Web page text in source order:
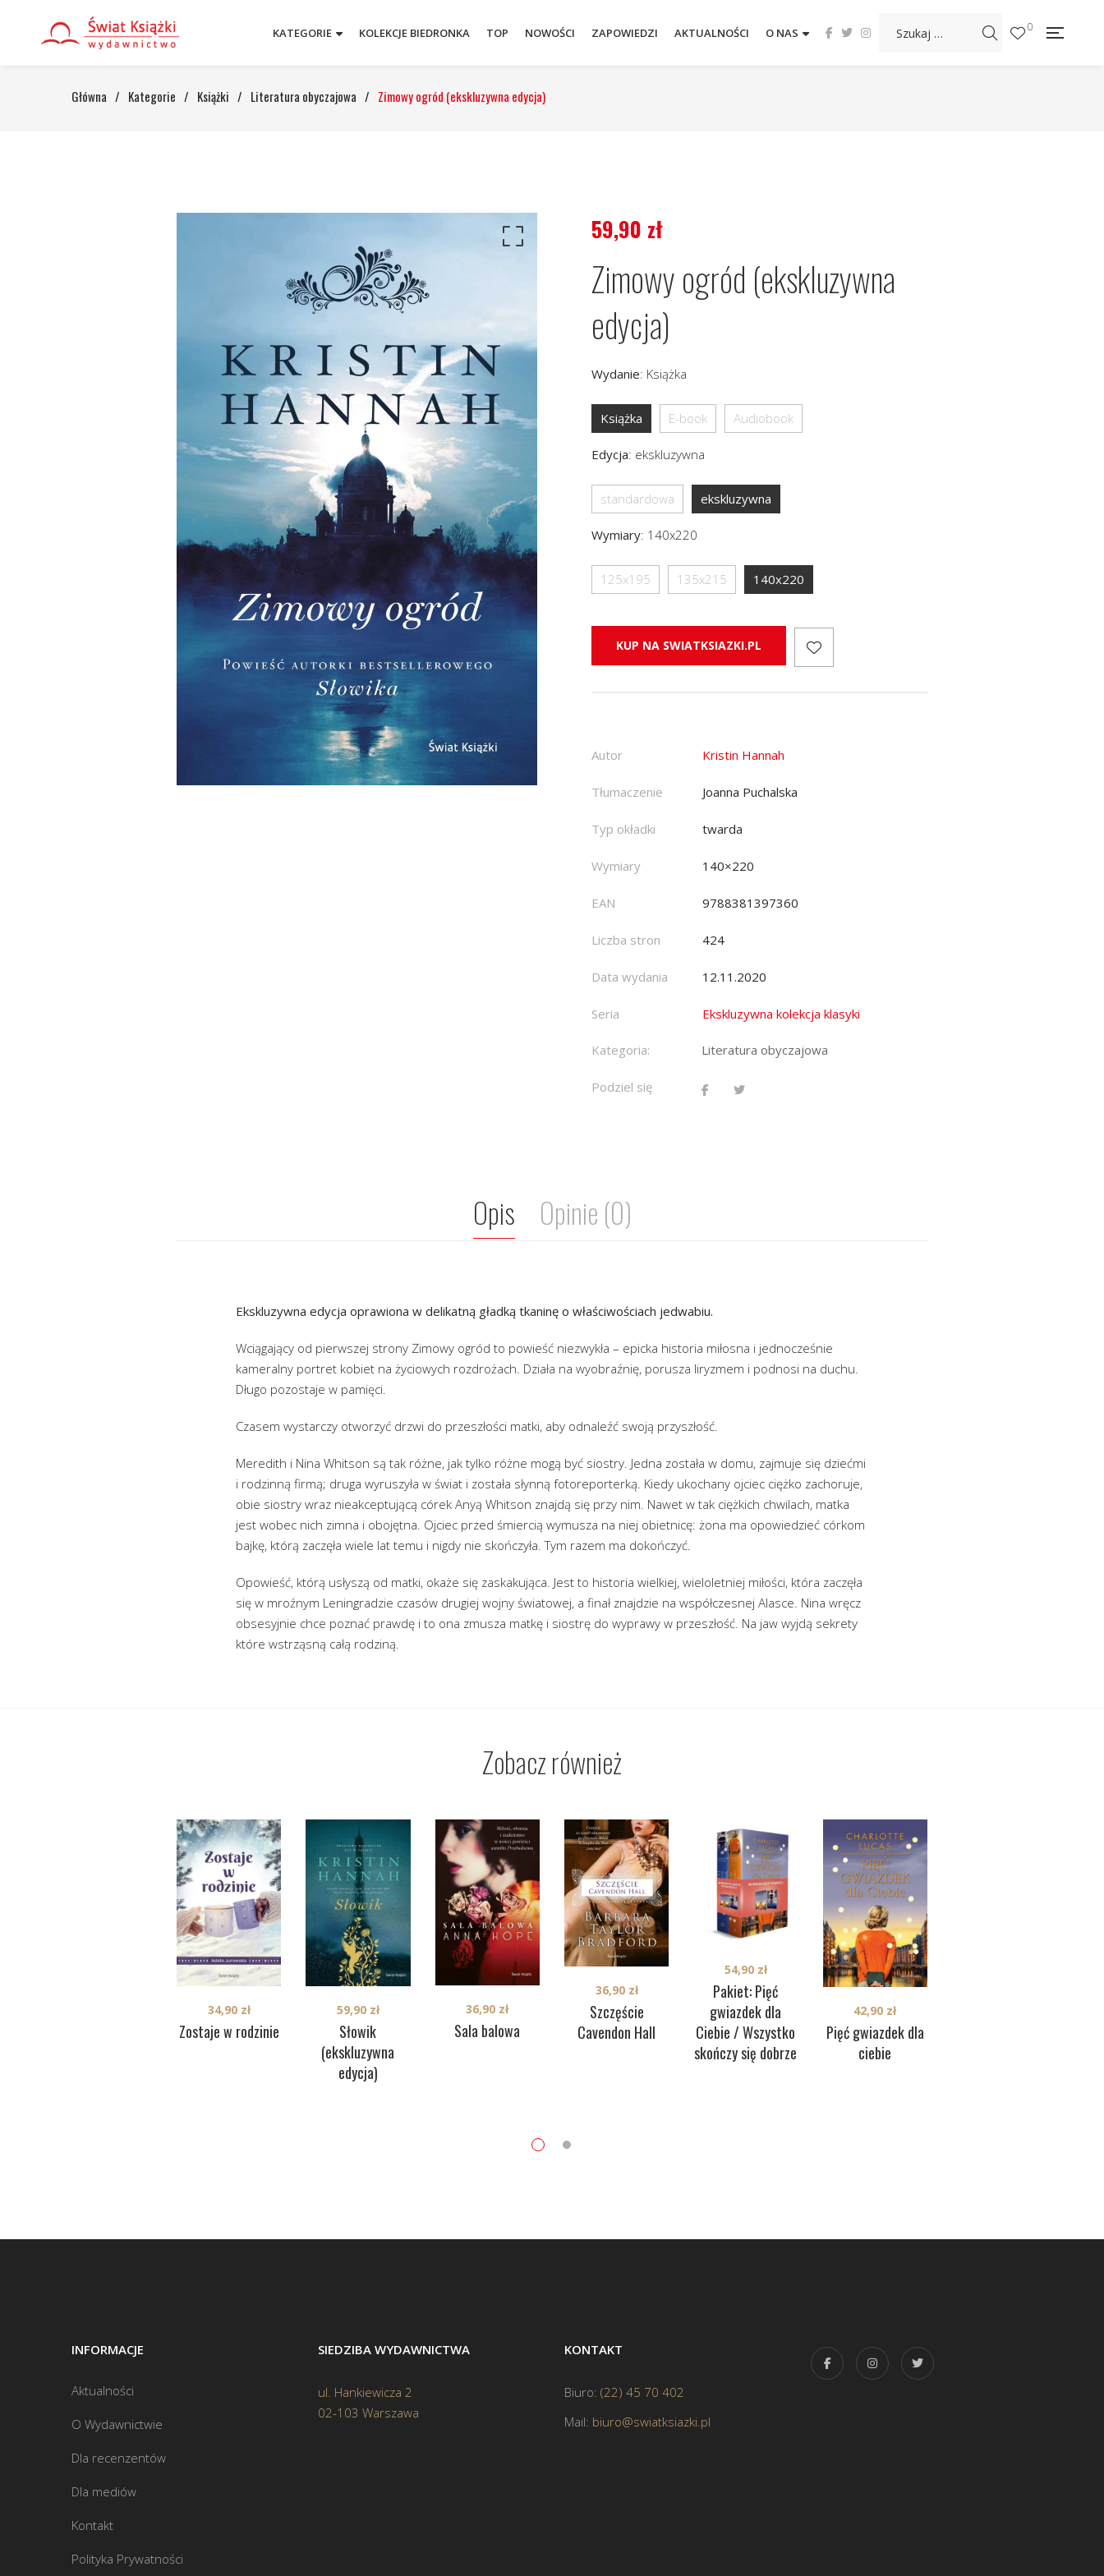
KATEGORIE KOLEKCJE BIEDRONKA TOP NOWOŚCI ZAPOWIEDZI AKTUALNOŚCI O NAS 0
Główna / Kategorie / Książki / Literatura obyczajowa / Zimowy ogród (ekskluzywna edycja)
59,90 zł
Zimowy ogród (ekskluzywna
edycja)
Wydanie: Książka
Książka E-book Audiobook
Edycja: ekskluzywna
standardowa ekskluzywna
Wymiary: 140x220
125x195 135x215 140x220
KUP NA SWIATKSIAZKI.PL
Autor Kristin Hannah
Tłumaczenie Joanna Puchalska
Typ okładki twarda
Wymiary 140×220
EAN 9788381397360
Liczba stron 424
Data wydania 12.11.2020
Seria Ekskluzywna kolekcja klasyki
Kategoria: Literatura obyczajowa
Podziel się
Opis Opinie (0)
Ekskluzywna edycja oprawiona w delikatną gładką tkaninę o właściwościach jedwabiu.
Wciągający od pierwszej strony Zimowy ogród to powieść niezwykła – epicka historia miłosna i jednocześnie
kameralny portret kobiet na życiowych rozdrożach. Działa na wyobraźnię, porusza liryzmem i podnosi na duchu.
Długo pozostaje w pamięci.
Czasem wystarczy otworzyć drzwi do przeszłości matki, aby odnaleźć swoją przyszłość.
Meredith i Nina Whitson są tak różne, jak tylko różne mogą być siostry. Jedna została w domu, zajmuje się dziećmi
i rodzinną firmą; druga wyruszyła w świat i została słynną fotoreporterką. Kiedy ukochany ojciec ciężko zachoruje,
obie siostry wraz nieakceptującą córek Anyą Whitson znajdą się przy nim. Nawet w tak ciężkich chwilach, matka
jest wobec nich zimna i obojętna. Ojciec przed śmiercią wymusza na niej obietnicę: żona ma opowiedzieć córkom
bajkę, którą zaczęła wiele lat temu i nigdy nie skończyła. Tym razem ma dokończyć.
Opowieść, którą usłyszą od matki, okaże się zaskakująca. Jest to historia wielkiej, wieloletniej miłości, która zaczęła
się w mroźnym Leningradzie czasów drugiej wojny światowej, a finał znajdzie na współczesnej Alasce. Nina wręcz
obsesyjnie chce poznać prawdę i to ona zmusza matkę i siostrę do wyprawy w przeszłość. Na jaw wyjdą sekrety
które wstrząsną całą rodziną.
Zobacz również
Zostaje w rodzinie
34,90 zł
Słowik
(ekskluzywna
edycja)
59,90 zł
Sala balowa
36,90 zł
Szczęście
Cavendon Hall
36,90 zł
Pakiet: Pięć
gwiazdek dla
Ciebie / Wszystko
skończy się dobrze
54,90 zł
Pięć gwiazdek dla
ciebie
42,90 zł
INFORMACJE
Aktualności
O Wydawnictwie
Dla recenzentów
Dla mediów
Kontakt
Polityka Prywatności
SIEDZIBA WYDAWNICTWA
ul. Hankiewicza 2
02-103 Warszawa
KONTAKT
Biuro: (22) 45 70 402
Mail: biuro@swiatksiazki.pl